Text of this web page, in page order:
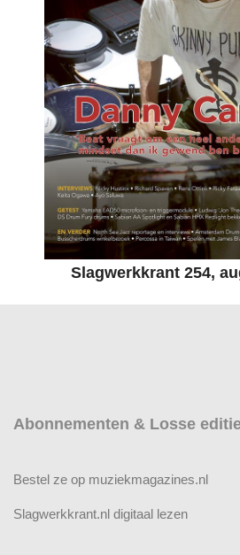
Slagwerkkrant 254,
Abonnementen & Losse
Bestel ze op muziekmagazines.nl
Slagwerkkrant.nl digitaal lezen